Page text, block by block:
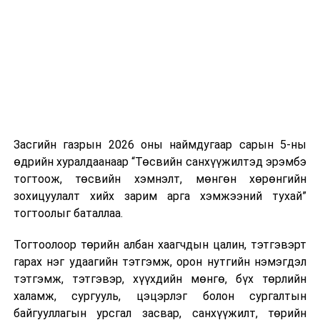
Шинэ хууль Францын зах зээлд үйлчилдэг гадаадын
дуудлагын төвүүдэд нөлөөлөхөөр байна. Тухайлбал,
Мароккогийн дуудлагын төвүүдийн орлогын 80 гаруй
хувь Францын зах зээлээс бүрддэг бөгөөд тус улсын
40–50 мянган ажлын байр эрсдэлд орж болзошгүйг
Засгийн газрын 2026 оны наймдугаар сарын 5-ны
өдрийн хуралдаанаар “Төсвийн санхүүжилтэд эрэмбэ
тогтоож, төсвийн хэмнэлт, мөнгөн хөрөнгийн
зохицуулалт хийх зарим арга хэмжээний тухай”
тогтоолыг баталлаа.
Тогтоолоор төрийн албан хаагчдын цалин, тэтгэвэрт
гарах нэг удаагийн тэтгэмж, орон нутгийн нэмэгдэл
тэтгэмж, тэтгэвэр, хүүхдийн мөнгө, бүх төрлийн
халамж, сургууль, цэцэрлэг болон сургалтын
байгууллагын урсгал засвар, санхүүжилт, төрийн